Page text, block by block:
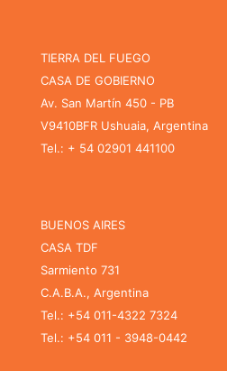
TIERRA DEL FUEGO
CASA DE GOBIERNO
Av. San Martín 450 - PB
V9410BFR Ushuaia, Argentina
Tel.: + 54 02901 441100
BUENOS AIRES
CASA TDF
Sarmiento 731
C.A.B.A., Argentina
Tel.: +54 011-4322 7324
Tel.: +54 011 - 3948-0442